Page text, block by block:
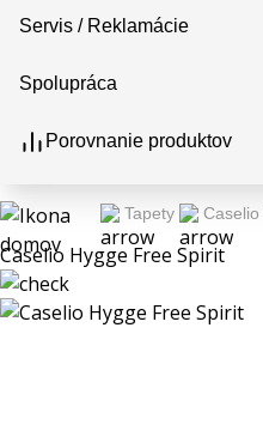
Servis / Reklamácie
Spolupráca
Porovnanie produktov
Tapety Caselio
Caselio Hygge Free Spirit